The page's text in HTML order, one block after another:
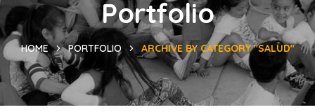
Portfolio
HOME PORTFOLIO ARCHIVE BY CATEGORY "SALUD"